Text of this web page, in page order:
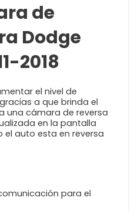
de
Dodge
2018
el nivel de
a que brinda el
una cámara de reversa
en la pantalla
el auto esta en reversa
para el